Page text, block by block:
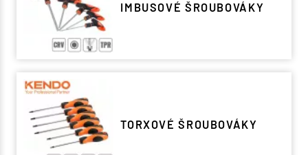
IMBUSOVÉ ŠROUBOVÁKY
TORXOVÉ ŠROUBOVÁKY